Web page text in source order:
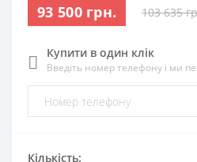
93 500 грн. 103 635
Купити в один клік
Введіть номер телефону і ми
Кількість: